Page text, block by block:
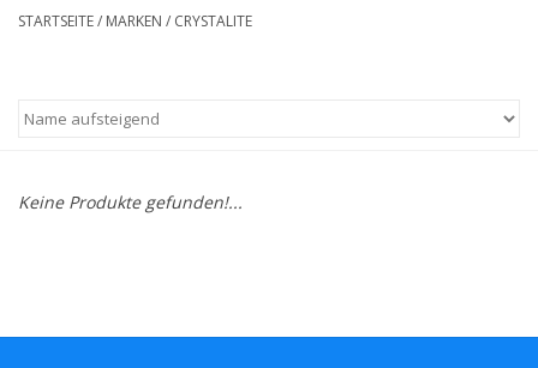
STARTSEITE/ MARKEN / CRYSTALITE
Keine Produkte gefunden!...